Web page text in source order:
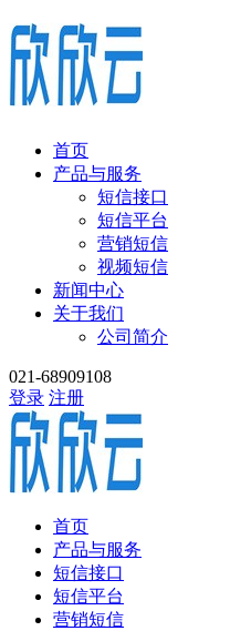
首页
产品与服务
短信接口
短信平台
营销短信
视频短信
新闻中心
关于我们
公司简介
021-68909108
登录 注册
首页
产品与服务
短信接口
短信平台
营销短信